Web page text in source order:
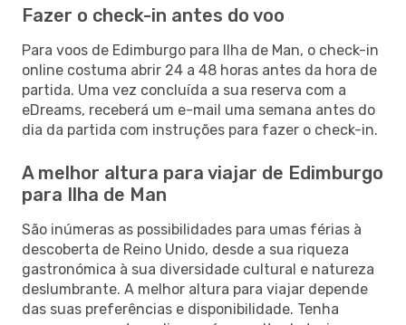
Fazer o check-in antes do voo
Para voos de Edimburgo para Ilha de Man, o check-in
online costuma abrir 24 a 48 horas antes da hora de
partida. Uma vez concluída a sua reserva com a
eDreams, receberá um e-mail uma semana antes do
dia da partida com instruções para fazer o check-in.
A melhor altura para viajar de Edimburgo
para Ilha de Man
São inúmeras as possibilidades para umas férias à
descoberta de Reino Unido, desde a sua riqueza
gastronómica à sua diversidade cultural e natureza
deslumbrante. A melhor altura para viajar depende
das suas preferências e disponibilidade. Tenha